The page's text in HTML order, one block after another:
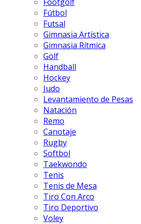
Fútbol
Futsal
Gimnasia Artística
Gimnasia Rítmica
Golf
Handball
Hockey
Judo
Levantamiento de Pesas
Natación
Remo
Canotaje
Rugby
Softbol
Taekwondo
Tenis
Tenis de Mesa
Tiro Con Arco
Tiro Deportivo
Voley